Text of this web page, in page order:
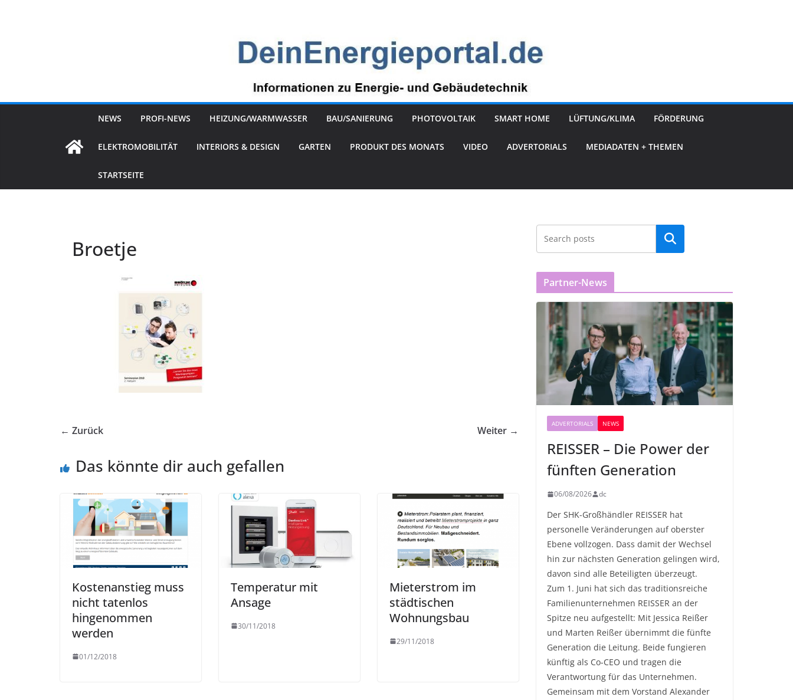
NEWS PROFI-NEWS HEIZUNG/WARMWASSER BAU/SANIERUNG PHOTOVOLTAIK SMART HOME LÜFTUNG/KLIMA FÖRDERUNG
ELEKTROMOBILITÄT INTERIORS & DESIGN GARTEN PRODUKT DES MONATS VIDEO ADVERTORIALS MEDIADATEN + THEMEN
STARTSEITE
Broetje
← Zurück Weiter →
Das könnte dir auch gefallen
Kostenanstieg muss
nicht tatenlos
hingenommen
werden
01/12/2018
Temperatur mit
Ansage
30/11/2018
Mieterstrom im
städtischen
Wohnungsbau
29/11/2018
Partner-News
ADVERTORIALS NEWS
REISSER – Die Power der
fünften Generation
06/08/2026 dc
Der SHK-Großhändler REISSER hat
personelle Veränderungen auf oberster
Ebene vollzogen. Dass damit der Wechsel
hin zur nächsten Generation gelingen wird,
davon sind alle Beteiligten überzeugt.
Zum 1. Juni hat sich das traditionsreiche
Familienunternehmen REISSER an der
Spitze neu aufgestellt: Mit Jessica Reißer
und Marten Reißer übernimmt die fünfte
Generation die Leitung. Beide fungieren
künftig als Co-CEO und tragen die
Verantwortung für das Unternehmen.
Gemeinsam mit dem Vorstand Alexander